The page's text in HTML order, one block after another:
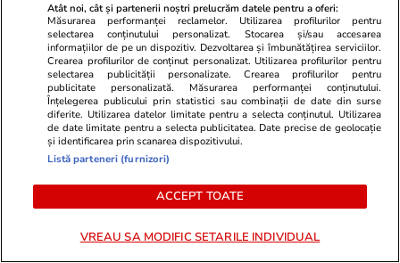
Vacanțe și Cultură 07 iul.
De ce să fotografiezi bagajul
înainte de a pleca în vacanță
Vacanțe și Cultură
Atât noi, cât și partenerii noștri prelucrăm datele pentru a oferi:
Măsurarea performanței reclamelor. Utilizarea profilurilor pentru
selectarea conținutului personalizat. Stocarea și/sau accesarea
informațiilor de pe un dispozitiv. Dezvoltarea și îmbunătățirea serviciilor.
Crearea profilurilor de conținut personalizat. Utilizarea profilurilor pentru
selectarea publicității personalizate. Crearea profilurilor pentru
publicitate personalizată. Măsurarea performanței conținutului.
Înțelegerea publicului prin statistici sau combinații de date din surse
diferite. Utilizarea datelor limitate pentru a selecta conținutul. Utilizarea
de date limitate pentru a selecta publicitatea. Date precise de geolocație
și identificarea prin scanarea dispozitivului.
Listă parteneri (furnizori)
ACCEPT TOATE
VREAU SA MODIFIC SETARILE INDIVIDUAL